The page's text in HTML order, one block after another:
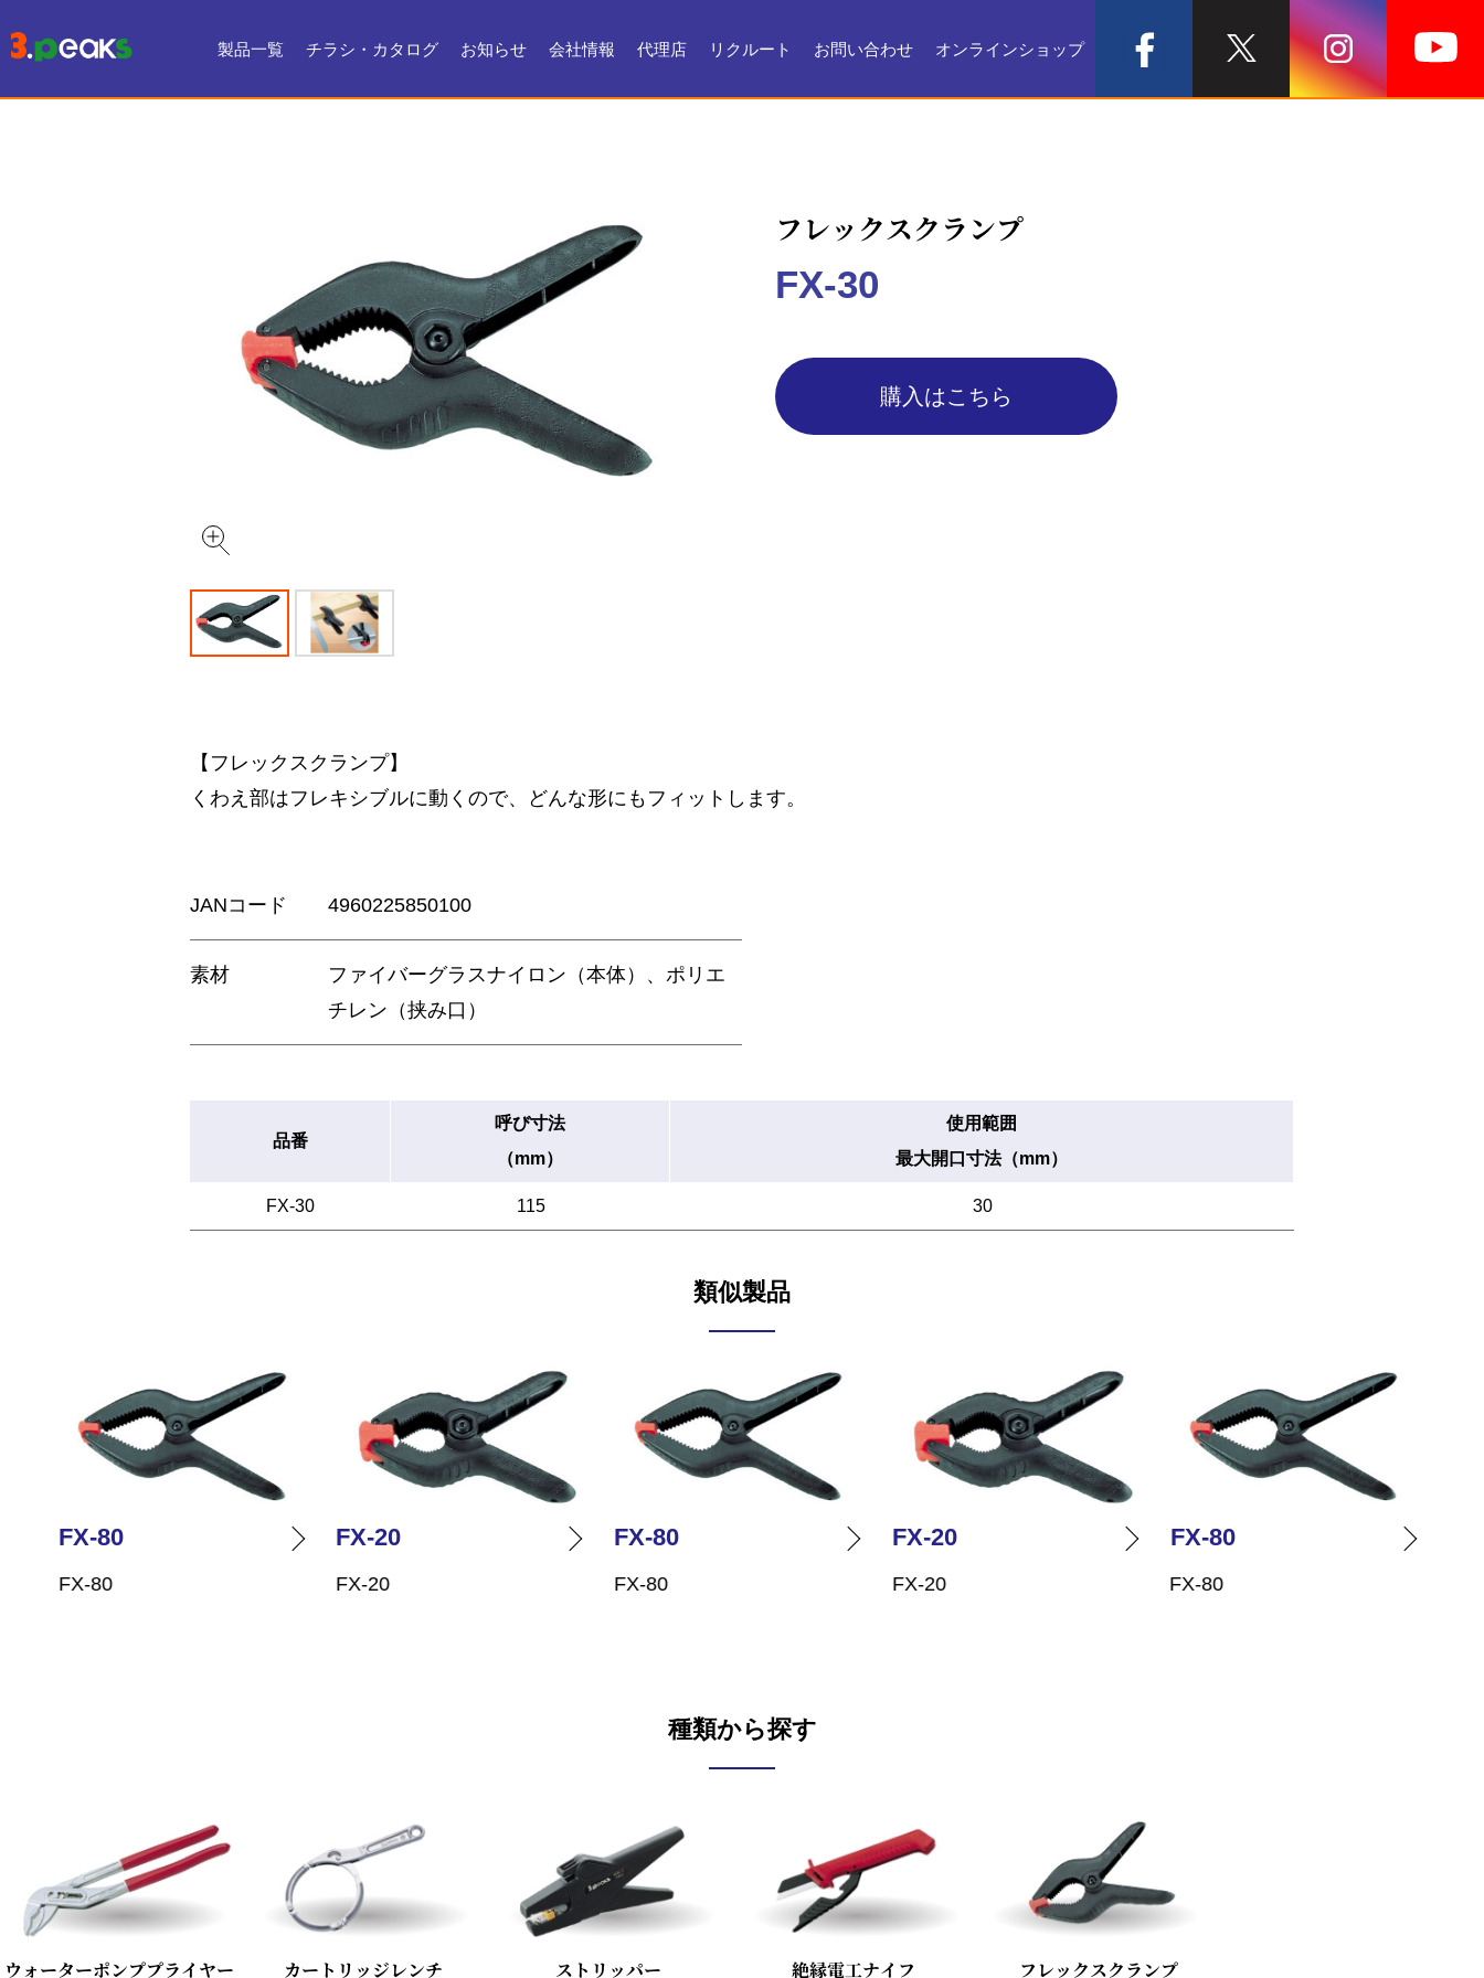
製品一覧
チラシ・カタログ
お知らせ
会社情報
代理店 リクルート
お問い合わせ
オンラインショップ
フレックスクランプ
FX-30
購入はこちら
【フレックスクランプ】
くわえ部はフレキシブルに動くので、どんな形にもフィットします。
JANコード 4960225850100
素材
ファイバーグラスナイロン（本体）、ポリエ
チレン（挟み口）
品番
呼び寸法
（mm）
使用範囲
最大開口寸法（mm）
FX-30 115 30
類似製品
FX-80
FX-80
FX-20
FX-20
FX-80
FX-80
FX-20
FX-20
FX-80
FX-80
種類から探す
ウォーターポンププライヤー カートリッジレンチ ストリッパー 絶縁電工ナイフ フレックスクランプ